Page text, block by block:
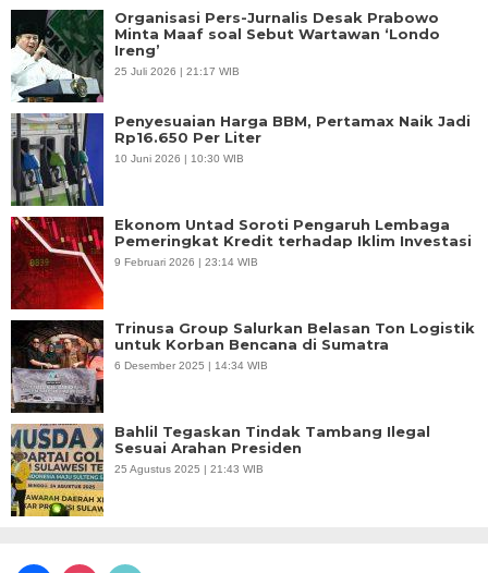
Organisasi Pers-Jurnalis Desak Prabowo
Minta Maaf soal Sebut Wartawan ‘Londo
Ireng’
25 Juli 2026 | 21:17 WIB
Penyesuaian Harga BBM, Pertamax Naik Jadi
Rp16.650 Per Liter
10 Juni 2026 | 10:30 WIB
Ekonom Untad Soroti Pengaruh Lembaga
Pemeringkat Kredit terhadap Iklim Investasi
9 Februari 2026 | 23:14 WIB
Trinusa Group Salurkan Belasan Ton Logistik
untuk Korban Bencana di Sumatra
6 Desember 2025 | 14:34 WIB
Bahlil Tegaskan Tindak Tambang Ilegal
Sesuai Arahan Presiden
25 Agustus 2025 | 21:43 WIB